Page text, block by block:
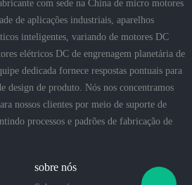
com sede na China de micro motores
de aplicações industriais, aparelhos
inteligentes, variando de motores DC
elétricos DC de engrenagem planetária de
dedicada fornece respostas pontuais para
design de produto. Nós nos concentramos
nossos clientes por meio de suporte de
processos e padrões de fabricação de
sobre nós